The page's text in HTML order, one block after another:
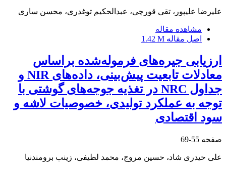
علیرضا علیپور، تقی قورچی، عبدالحکیم توغدری، محسن ساری
مشاهده مقاله
اصل مقاله 1.42 M
ارزیابی جیره‌های فرموله‌شده براساس
معادلات تابعیت پیش‌بینی، داده‌های NIR و
جداول NRC در تغذیه جوجه‌های گوشتی با
توجه به عملکرد تولیدی، خصوصیات لاشه و
سود اقتصادی
صفحه 55-69
علی حیدری شاد، حسین مروج، محمد لطیفی، زینب برومندنیا